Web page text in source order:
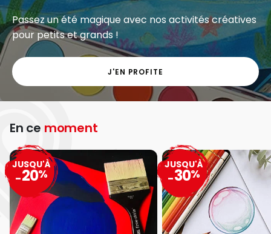
Passez un été magique avec nos activités créatives
pour petits et grands !
J'EN PROFITE
En ce moment
JUSQU'À
-20%
JUSQU'À
-30%